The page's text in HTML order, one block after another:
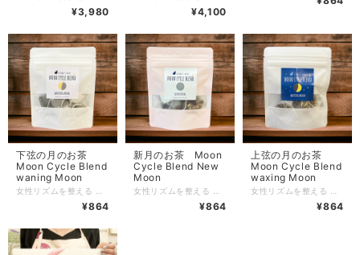
¥3,980 ¥4,100
下弦の月のお茶
Moon Cycle Blend
waning Moon
¥864
新月のお茶 Moon
Cycle Blend New
Moon
¥864
上弦の月のお茶
Moon Cycle Blend
waxing Moon
¥864